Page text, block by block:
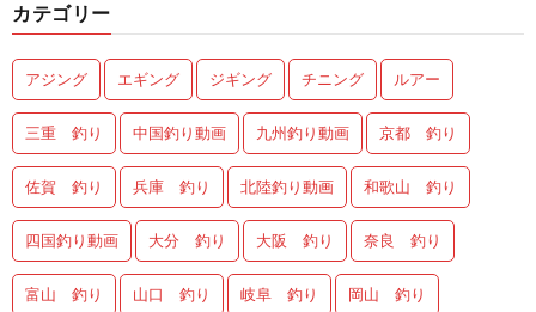
カテゴリー
アジング エギング ジギング チニング ルアー
三重 釣り 中国釣り動画 九州釣り動画 京都 釣り
佐賀 釣り 兵庫 釣り 北陸釣り動画 和歌山 釣り
四国釣り動画 大分 釣り 大阪 釣り 奈良 釣り
富山 釣り 山口 釣り 岐阜 釣り 岡山 釣り